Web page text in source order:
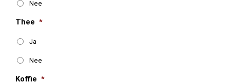
Nee
Thee *
Ja
Nee
Koffie *